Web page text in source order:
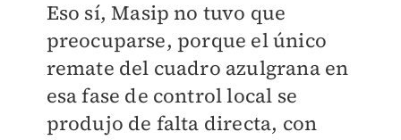
Eso sí, Masip no tuvo que
preocuparse, porque el único
remate del cuadro azulgrana en
esa fase de control local se
produjo de falta directa, con